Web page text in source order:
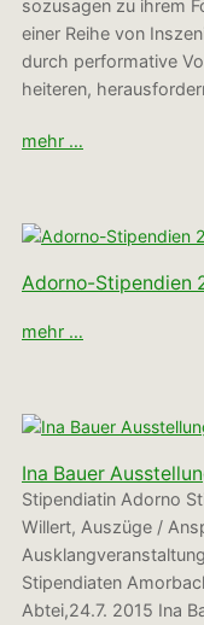
sozusagen zu ihrem
einer Reihe von
durch performative
heiteren,
mehr …
Adorno-Stipendien
mehr …
Ina Bauer
Stipendiatin Adorno
Willert, Auszüge /
Stipendiaten
Abtei,24.7. 2015 Ina